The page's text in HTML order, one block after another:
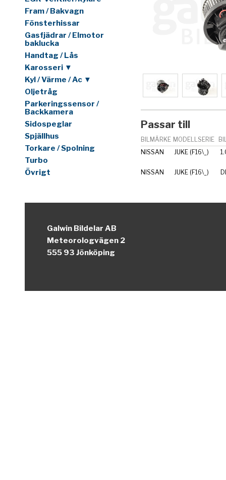
Fram / Bakvagn
Fönsterhissar
Gasfjädrar / Elmotor
baklucka
Handtag / Lås
Karosseri ▼
Kyl / Värme / Ac ▼
Oljetråg
Parkeringssensor /
Backkamera
Sidospeglar
Spjällhus
Torkare / Spolning
Turbo
Övrigt
Passar till
BILMÄRKE MODELLSERIE
NISSAN
JUKE (F16\_)
NISSAN JUKE (F16\_)
Galwin Bildelar AB
Meteorologvägen 2
555 93 Jönköping